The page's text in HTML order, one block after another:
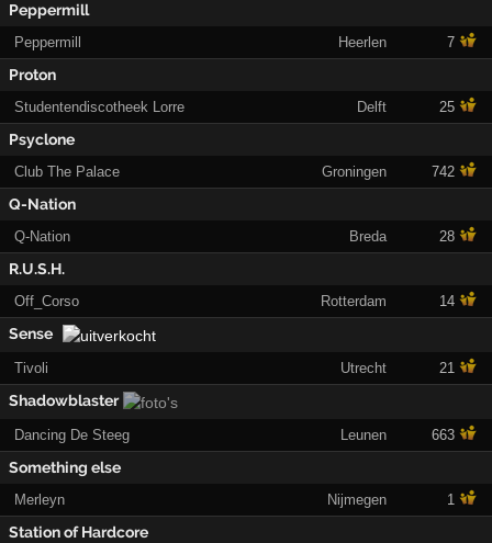
Peppermill
Peppermill Heerlen 7
Proton
Studentendiscotheek Lorre Delft 25
Psyclone
Club The Palace Groningen 742
Q-Nation
Q-Nation Breda 28
R.U.S.H.
Off_Corso Rotterdam 14
Sense
Tivoli Utrecht 21
Shadowblaster
Dancing De Steeg Leunen 663
Something else
Merleyn Nijmegen 1
Station of Hardcore